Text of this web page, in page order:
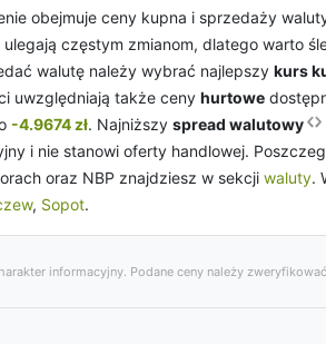
obejmuje ceny kupna i sprzedaży
częstym zmianom, dlatego warto
walutę należy wybrać najlepszy kurs
uwzględniają także ceny hurtowe
-4.9674 zł. Najniższy spread walutowy
i nie stanowi oferty handlowej.
oraz NBP znajdziesz w sekcji waluty.
, Sopot.
informacyjny. Podane ceny należy